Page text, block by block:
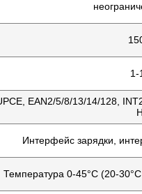
1-
EAN2/5/8/13/14/128,
Интерфейс зарядки,
Температура 0-45°C (20-